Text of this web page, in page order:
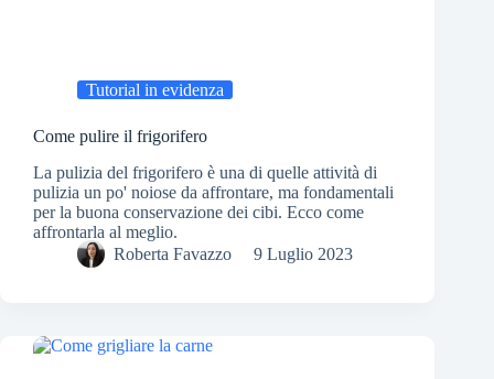
Tutorial in evidenza
Come pulire il frigorifero
La pulizia del frigorifero è una di quelle attività di
pulizia un po' noiose da affrontare, ma fondamentali
per la buona conservazione dei cibi. Ecco come
affrontarla al meglio.
Roberta Favazzo
9 Luglio 2023